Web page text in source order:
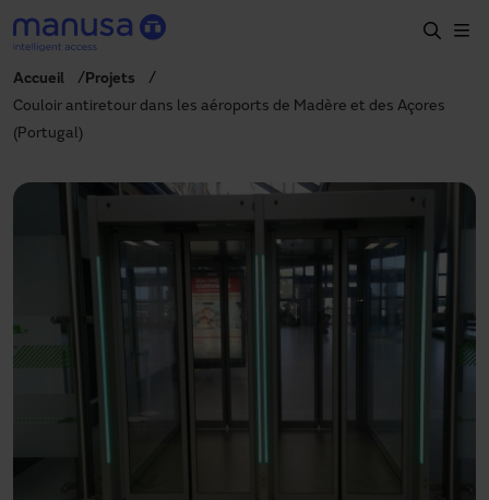
Aller au contenu principal
Produits et secteurs
Services
Prescription
Accueil
Projets
Couloir antiretour dans les aéroports de Madère et des Açores
(Portugal)